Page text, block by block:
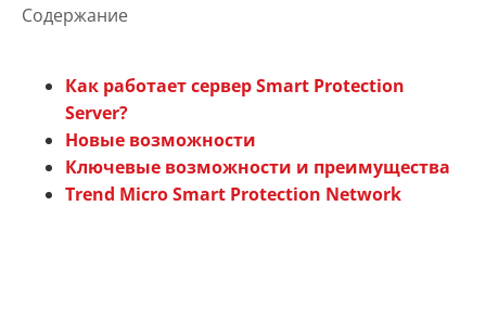
Содержание
Как работает сервер Smart Protection
Server?
Новые возможности
Ключевые возможности и преимущества
Trend Micro Smart Protection Network